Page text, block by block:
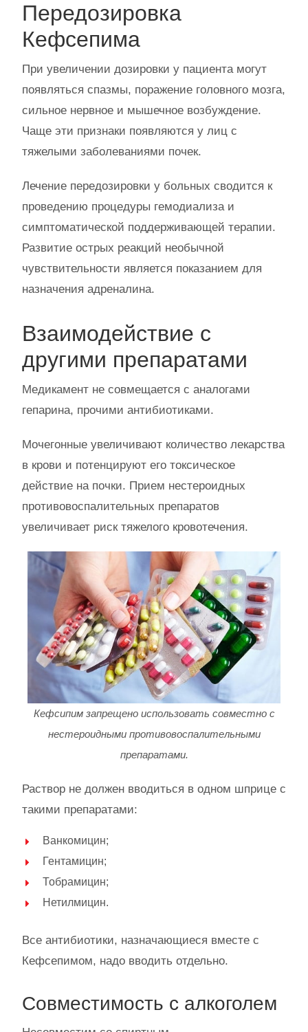
Передозировка
Кефсепима
При увеличении дозировки у пациента могут
появляться спазмы, поражение головного мозга,
сильное нервное и мышечное возбуждение.
Чаще эти признаки появляются у лиц с
тяжелыми заболеваниями почек.
Лечение передозировки у больных сводится к
проведению процедуры гемодиализа и
симптоматической поддерживающей терапии.
Развитие острых реакций необычной
чувствительности является показанием для
назначения адреналина.
Взаимодействие с
другими препаратами
Медикамент не совмещается с аналогами
гепарина, прочими антибиотиками.
Мочегонные увеличивают количество лекарства
в крови и потенцируют его токсическое
действие на почки. Прием нестероидных
противовоспалительных препаратов
увеличивает риск тяжелого кровотечения.
Кефсипим запрещено использовать совместно с
нестероидными противовоспалительными
препаратами.
Раствор не должен вводиться в одном шприце с
такими препаратами:
Ванкомицин;
Гентамицин;
Тобрамицин;
Нетилмицин.
Все антибиотики, назначающиеся вместе с
Кефсепимом, надо вводить отдельно.
Совместимость с алкоголем